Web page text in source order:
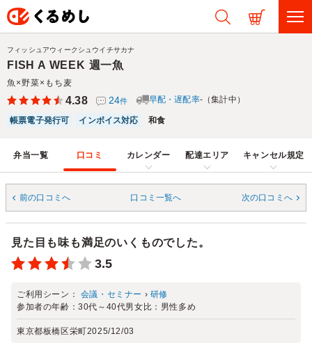
FISH A WEEK 週一魚
魚×野菜×もち麦
フィッシュアウィークシュウイチサカナ
4.38 24件 早配・遅配率-（集計中）
帳票電子発行可 インボイス対応 和食
弁当一覧 口コミ カレンダー 配達エリア キャンセル規定
前の口コミへ 口コミ一覧へ 次の口コミへ
見た目も味も満足のいくものでした。
3.5
ご利用シーン： 会議・セミナー › 研修
参加者の年齢：30代～40代男女比： 男性多め
東京都板橋区栄町2025/12/03